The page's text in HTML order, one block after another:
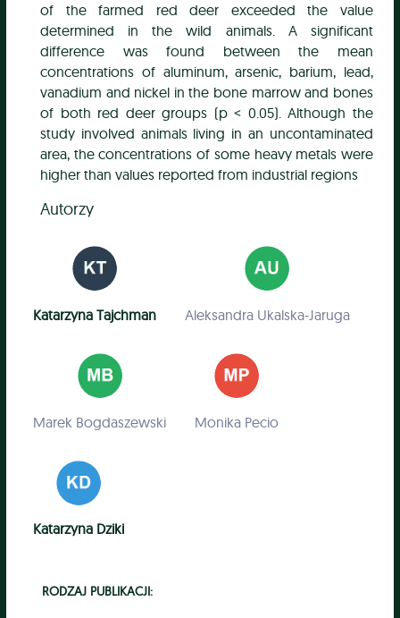
of the farmed red deer exceeded the value
determined in the wild animals. A significant
difference was found between the mean
concentrations of aluminum, arsenic, barium, lead,
vanadium and nickel in the bone marrow and bones
of both red deer groups (p < 0.05). Although the
study involved animals living in an uncontaminated
area, the concentrations of some heavy metals were
higher than values reported from industrial regions
Autorzy
Katarzyna Tajchman Aleksandra Ukalska-Jaruga
Marek Bogdaszewski Monika Pecio
Katarzyna Dziki
RODZAJ PUBLIKACJI: